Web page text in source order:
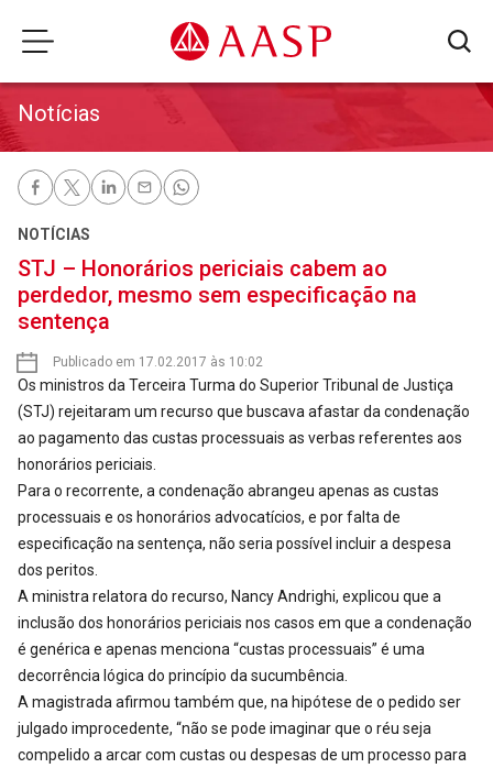
Notícias
NOTÍCIAS
STJ – Honorários periciais cabem ao
perdedor, mesmo sem especificação na
sentença
Publicado em 17.02.2017 às 10:02
Os ministros da Terceira Turma do Superior Tribunal de Justiça
(STJ) rejeitaram um recurso que buscava afastar da condenação
ao pagamento das custas processuais as verbas referentes aos
honorários periciais.
Para o recorrente, a condenação abrangeu apenas as custas
processuais e os honorários advocatícios, e por falta de
especificação na sentença, não seria possível incluir a despesa
dos peritos.
A ministra relatora do recurso, Nancy Andrighi, explicou que a
inclusão dos honorários periciais nos casos em que a condenação
é genérica e apenas menciona “custas processuais” é uma
decorrência lógica do princípio da sucumbência.
A magistrada afirmou também que, na hipótese de o pedido ser
julgado improcedente, “não se pode imaginar que o réu seja
compelido a arcar com custas ou despesas de um processo para